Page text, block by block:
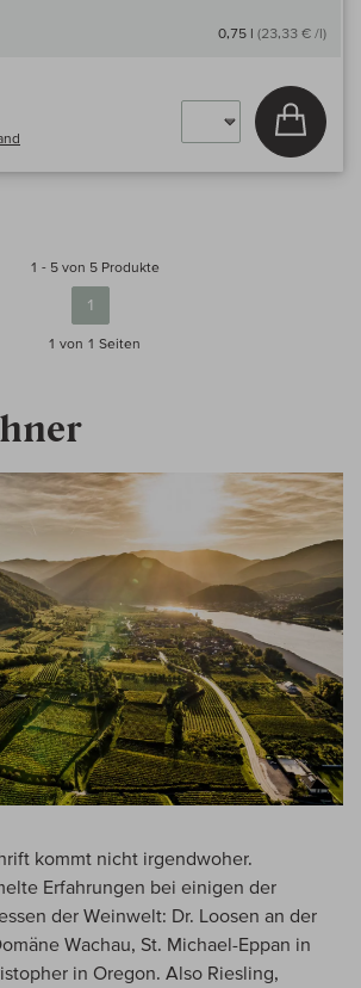
0,75 l (23,33 € /l)
In
1 - 5 von 5 Produkte
1
1 von 1 Seiten
kommt nicht irgendwoher.
Erfahrungen bei einigen der
der Weinwelt: Dr. Loosen an der
Wachau, St. Michael-Eppan in
in Oregon. Also Riesling,